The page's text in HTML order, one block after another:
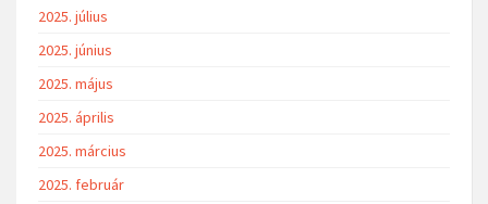
2025. július
2025. június
2025. május
2025. április
2025. március
2025. február